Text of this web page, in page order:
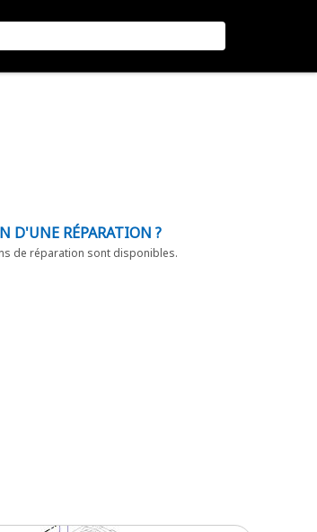
D'UNE RÉPARATION ?
de réparation sont disponibles.